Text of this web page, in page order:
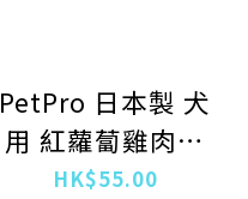
PetPro 日本製 犬
用 紅蘿蔔雞肉條
100g
HK$55.00